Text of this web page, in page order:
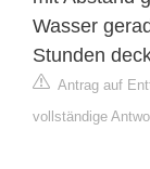
Wasser
Stunden
Antrag auf
vollständige